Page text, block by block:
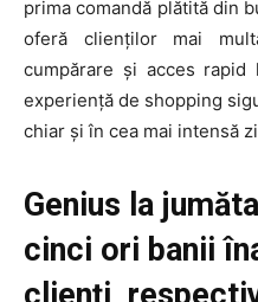
prima comandă plătită din
oferă clienților mai
cumpărare și acces
experiență de shopping
chiar și în cea mai intensă
Genius la
cinci ori banii